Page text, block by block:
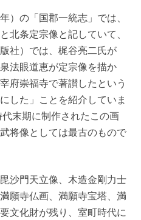
）の「国郡一統志」では、
北条定宗像と記していて、
社）では、梶谷亮二氏が
法眼道恵が定宗像を描か
府崇福寺で著讃したという
した」ことを紹介していま
末期に制作されたこの画
将像としては最古のもので
沙門天立像、木造金剛力士
願寺仏画、満願寺宝塔、満
文化財が残り、室町時代に